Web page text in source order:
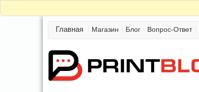
Главная Магазин Блог Вопрос-Ответ